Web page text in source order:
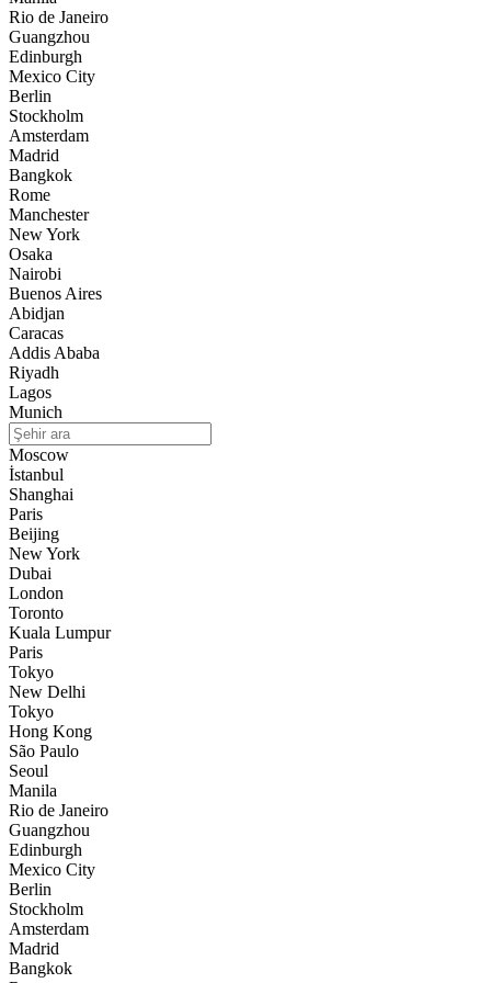
Rio de Janeiro
Guangzhou
Edinburgh
Mexico City
Berlin
Stockholm
Amsterdam
Madrid
Bangkok
Rome
Manchester
New York
Osaka
Nairobi
Buenos Aires
Abidjan
Caracas
Addis Ababa
Riyadh
Lagos
Munich
Moscow
İstanbul
Shanghai
Paris
Beijing
New York
Dubai
London
Toronto
Kuala Lumpur
Paris
Tokyo
New Delhi
Tokyo
Hong Kong
São Paulo
Seoul
Manila
Rio de Janeiro
Guangzhou
Edinburgh
Mexico City
Berlin
Stockholm
Amsterdam
Madrid
Bangkok